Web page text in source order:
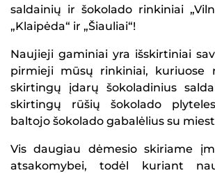
saldainių ir šokolado rinkiniai
„Klaipėda“ ir „Šiauliai“!
Naujieji gaminiai yra išskirtiniai
pirmieji mūsų rinkiniai,
skirtingų įdarų šokoladinius
skirtingų rūšių šokolado
baltojo šokolado gabalėlius su
Vis daugiau dėmesio skiriame
atsakomybei, todėl kuriant